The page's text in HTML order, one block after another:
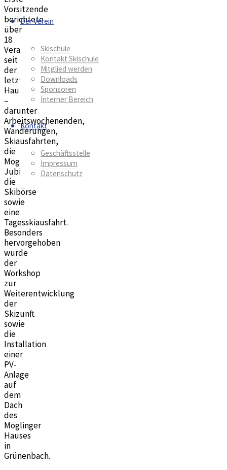
Der Verein
Skischule
Kontakt Skischule
Mitglied werden
Downloads
Sponsoren
Interner Bereich
Kontakt
Geschäftsstelle
Impressum
Datenschutz
Vorsitzende
berichtete
über
18
Veranstaltungen
seit
der
letzten
Hauptversammlung
–
darunter
Arbeitswochenenden,
Wanderungen,
Skiausfahrten,
die
Möglinger
Jubiläumsfeier,
die
Skibörse
sowie
eine
Tagesskiausfahrt.
Besonders
hervorgehoben
wurde
der
Workshop
zur
Weiterentwicklung
der
Skizunft
sowie
die
Installation
einer
PV-
Anlage
auf
dem
Dach
des
Möglinger
Hauses
in
Grünenbach.